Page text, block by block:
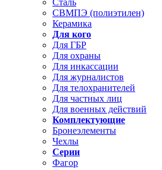
Сталь
СВМПЭ (полиэтилен)
Керамика
Для кого
Для ГБР
Для охраны
Для инкассации
Для журналистов
Для телохранителей
Для частных лиц
Для военных действий
Комплектующие
Бронеэлементы
Чехлы
Серии
Фагор